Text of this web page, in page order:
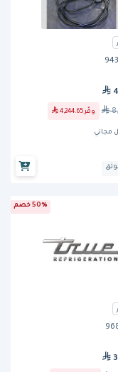
وفّر 4,244.65
مجاني
50% خصم